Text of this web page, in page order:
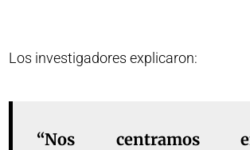
Los investigadores explicaron:
“Nos centramos